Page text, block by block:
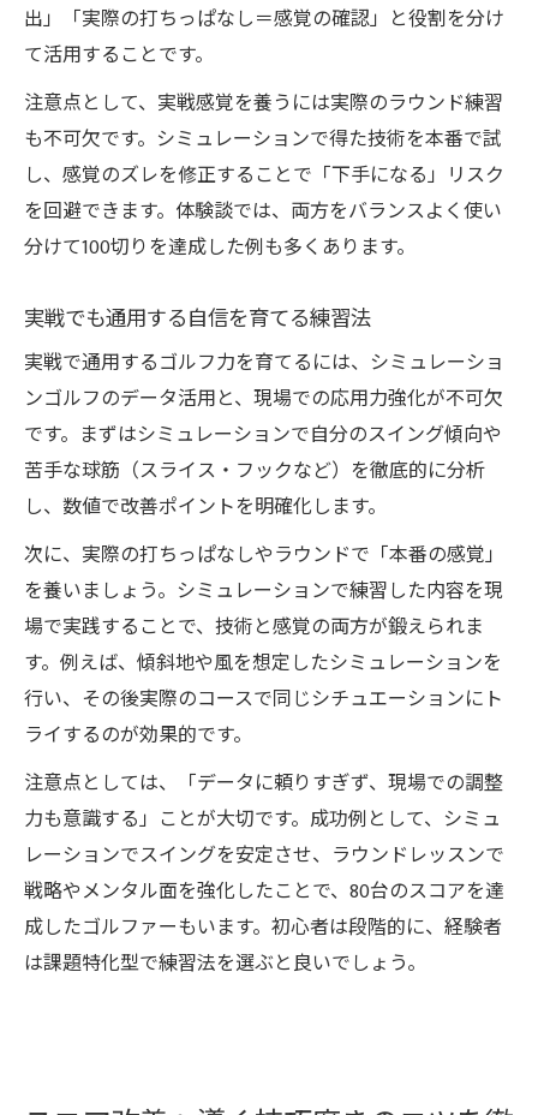
出」「実際の打ちっぱなし＝感覚の確認」と役割を分け
て活用することです。
注意点として、実戦感覚を養うには実際のラウンド練習
も不可欠です。シミュレーションで得た技術を本番で試
し、感覚のズレを修正することで「下手になる」リスク
を回避できます。体験談では、両方をバランスよく使い
分けて100切りを達成した例も多くあります。
実戦でも通用する自信を育てる練習法
実戦で通用するゴルフ力を育てるには、シミュレーショ
ンゴルフのデータ活用と、現場での応用力強化が不可欠
です。まずはシミュレーションで自分のスイング傾向や
苦手な球筋（スライス・フックなど）を徹底的に分析
し、数値で改善ポイントを明確化します。
次に、実際の打ちっぱなしやラウンドで「本番の感覚」
を養いましょう。シミュレーションで練習した内容を現
場で実践することで、技術と感覚の両方が鍛えられま
す。例えば、傾斜地や風を想定したシミュレーションを
行い、その後実際のコースで同じシチュエーションにト
ライするのが効果的です。
注意点としては、「データに頼りすぎず、現場での調整
力も意識する」ことが大切です。成功例として、シミュ
レーションでスイングを安定させ、ラウンドレッスンで
戦略やメンタル面を強化したことで、80台のスコアを達
成したゴルファーもいます。初心者は段階的に、経験者
は課題特化型で練習法を選ぶと良いでしょう。